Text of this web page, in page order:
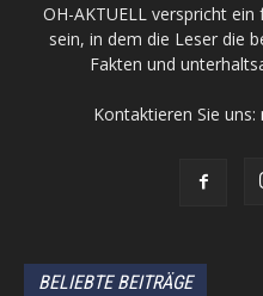
OH-AKTUELL verspricht
sein, in dem die Leser die
Fakten und
Kontaktieren Sie uns:
BELIEBTE BEITRÄGE